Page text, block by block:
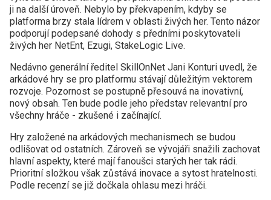
ji na další úroveň. Nebylo by překvapením, kdyby se
platforma brzy stala lídrem v oblasti živých her. Tento názor
podporují podepsané dohody s předními poskytovateli
živých her NetEnt, Ezugi, StakeLogic Live.
Nedávno generální ředitel SkillOnNet Jani Konturi uvedl, že
arkádové hry se pro platformu stávají důležitým vektorem
rozvoje. Pozornost se postupně přesouvá na inovativní,
nový obsah. Ten bude podle jeho představ relevantní pro
všechny hráče - zkušené i začínající.
Hry založené na arkádových mechanismech se budou
odlišovat od ostatních. Zároveň se vývojáři snažili zachovat
hlavní aspekty, které mají fanoušci starých her tak rádi.
Prioritní složkou však zůstává inovace a sytost hratelnosti.
Podle recenzí se již dočkala ohlasu mezi hráči.